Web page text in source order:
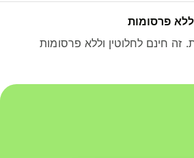
פרסומות
זה חינם לחלוטין וללא פרסומות